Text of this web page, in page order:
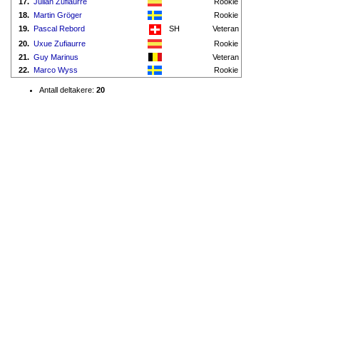
18. Martin Gröger
Rookie
19. Pascal Rebord SH
Veteran
20. Uxue Zufiaurre
Rookie
21. Guy Marinus
Veteran
22. Marco Wyss Rookie
Antall deltakere: 20